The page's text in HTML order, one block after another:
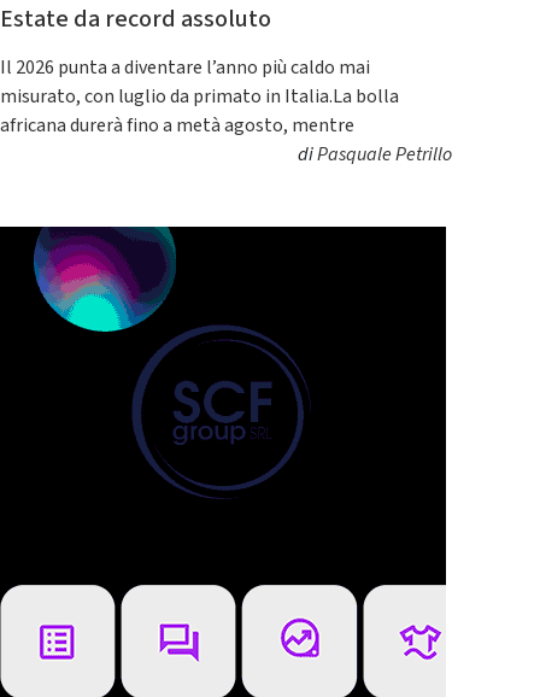
Estate da record assoluto
Il 2026 punta a diventare l’anno più caldo mai
misurato, con luglio da primato in Italia.La bolla
africana durerà fino a metà agosto, mentre
diPasquale Petrillo